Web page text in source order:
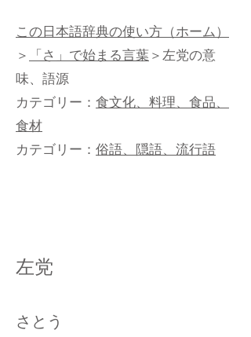
この日本語辞典の使い方（ホーム）
＞「さ」で始まる言葉＞左党の意
味、語源
カテゴリー： 食文化、料理、食品、
食材
カテゴリー： 俗語、隠語、流行語
左党
さとう